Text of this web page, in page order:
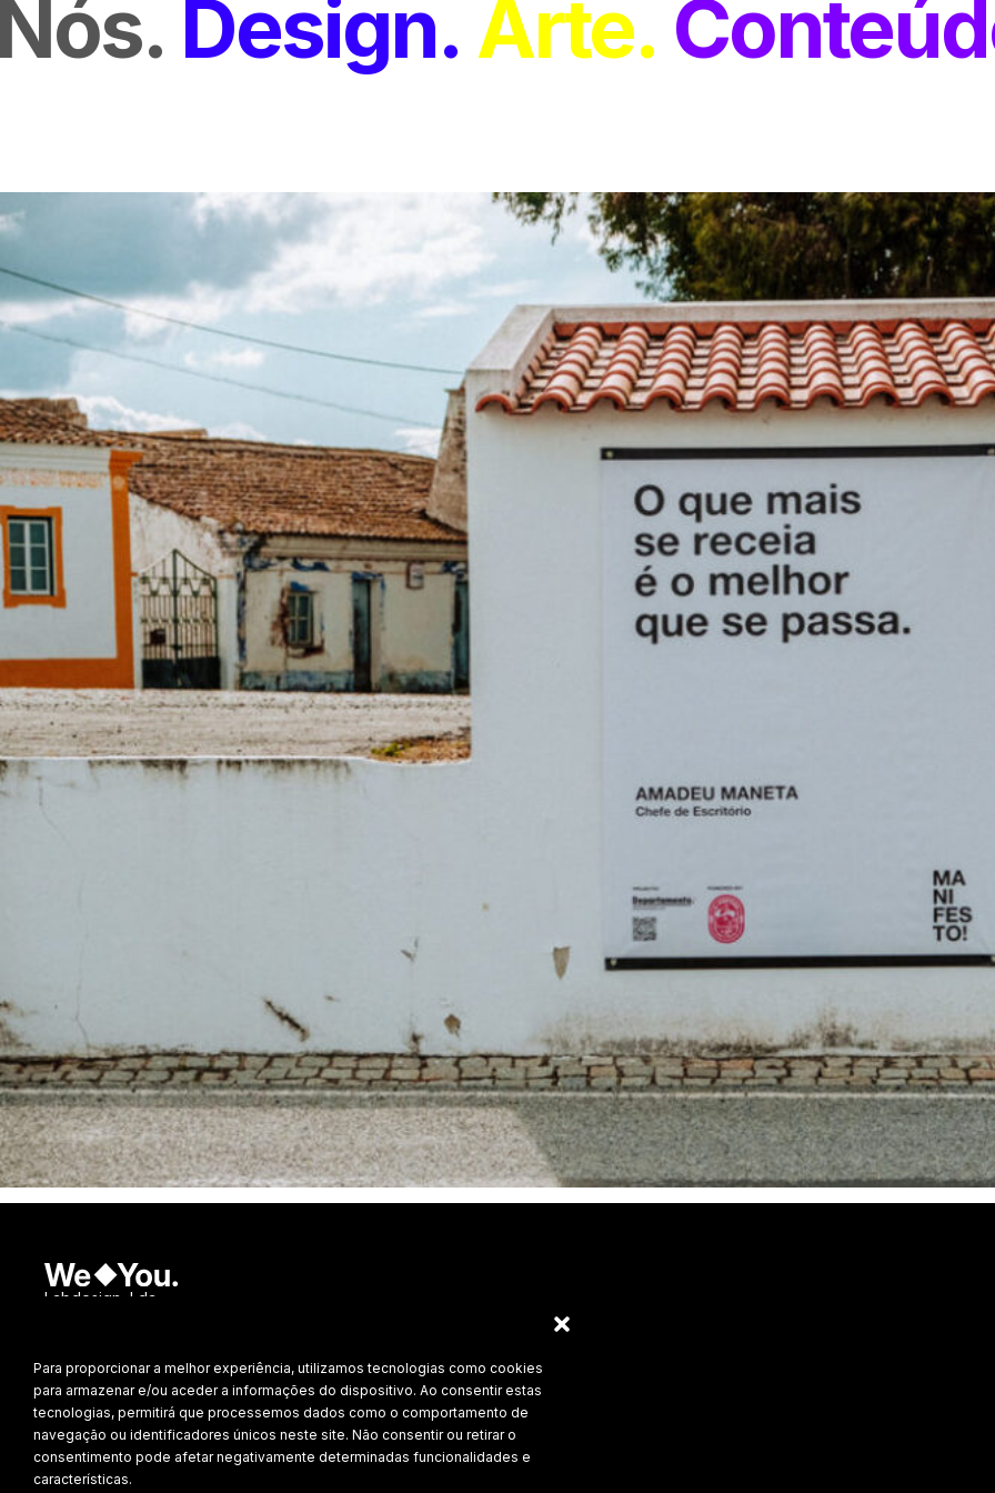
Para proporcionar a melhor experiência, utilizamos tecnologias como cookies
para armazenar e/ou aceder a informações do dispositivo. Ao consentir estas
tecnologias, permitirá que processemos dados como o comportamento de
navegação ou identificadores únicos neste site. Não consentir ou retirar o
consentimento pode afetar negativamente determinadas funcionalidades e
características.
Design Arte
Labdesign, Lda.
Política de Privacidade